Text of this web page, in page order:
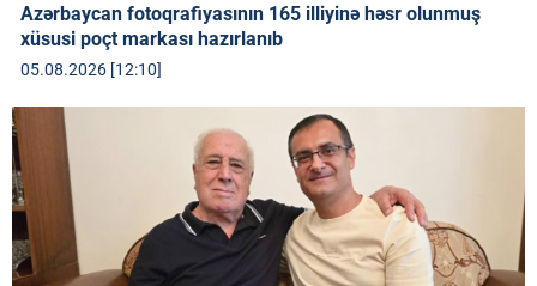
Azərbaycan fotoqrafiyasının 165 illiyinə həsr olunmuş
xüsusi poçt markası hazırlanıb
05.08.2026 [12:10]